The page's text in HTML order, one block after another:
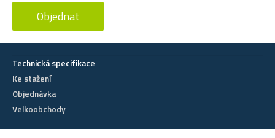
Objednat
Technická specifikace
Ke stažení
Objednávka
Velkoobchody